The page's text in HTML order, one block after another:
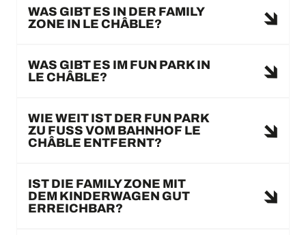
WAS GIBT ES IN DER FAMILY
ZONE IN LE CHÂBLE?
WAS GIBT ES IM FUN PARK IN
LE CHÂBLE?
WIE WEIT IST DER FUN PARK
ZU FUSS VOM BAHNHOF LE
CHÂBLE ENTFERNT?
IST DIE FAMILY ZONE MIT
DEM KINDERWAGEN GUT
ERREICHBAR?